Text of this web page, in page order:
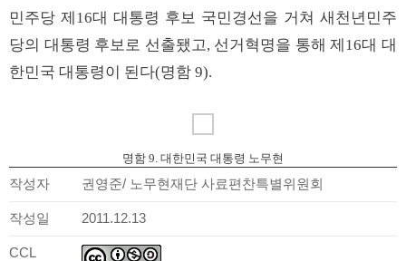
민주당 제16대 대통령 후보 국민경선을 거쳐 새천년민주
당의 대통령 후보로 선출됐고, 선거혁명을 통해 제16대 대
한민국 대통령이 된다(명함 9).
명함 9. 대한민국 대통령 노무현
작성자 권영준/ 노무현재단 사료편찬특별위원회
작성일 2011.12.13
CCL